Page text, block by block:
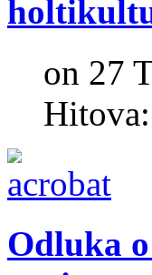
on 27
Odluka o